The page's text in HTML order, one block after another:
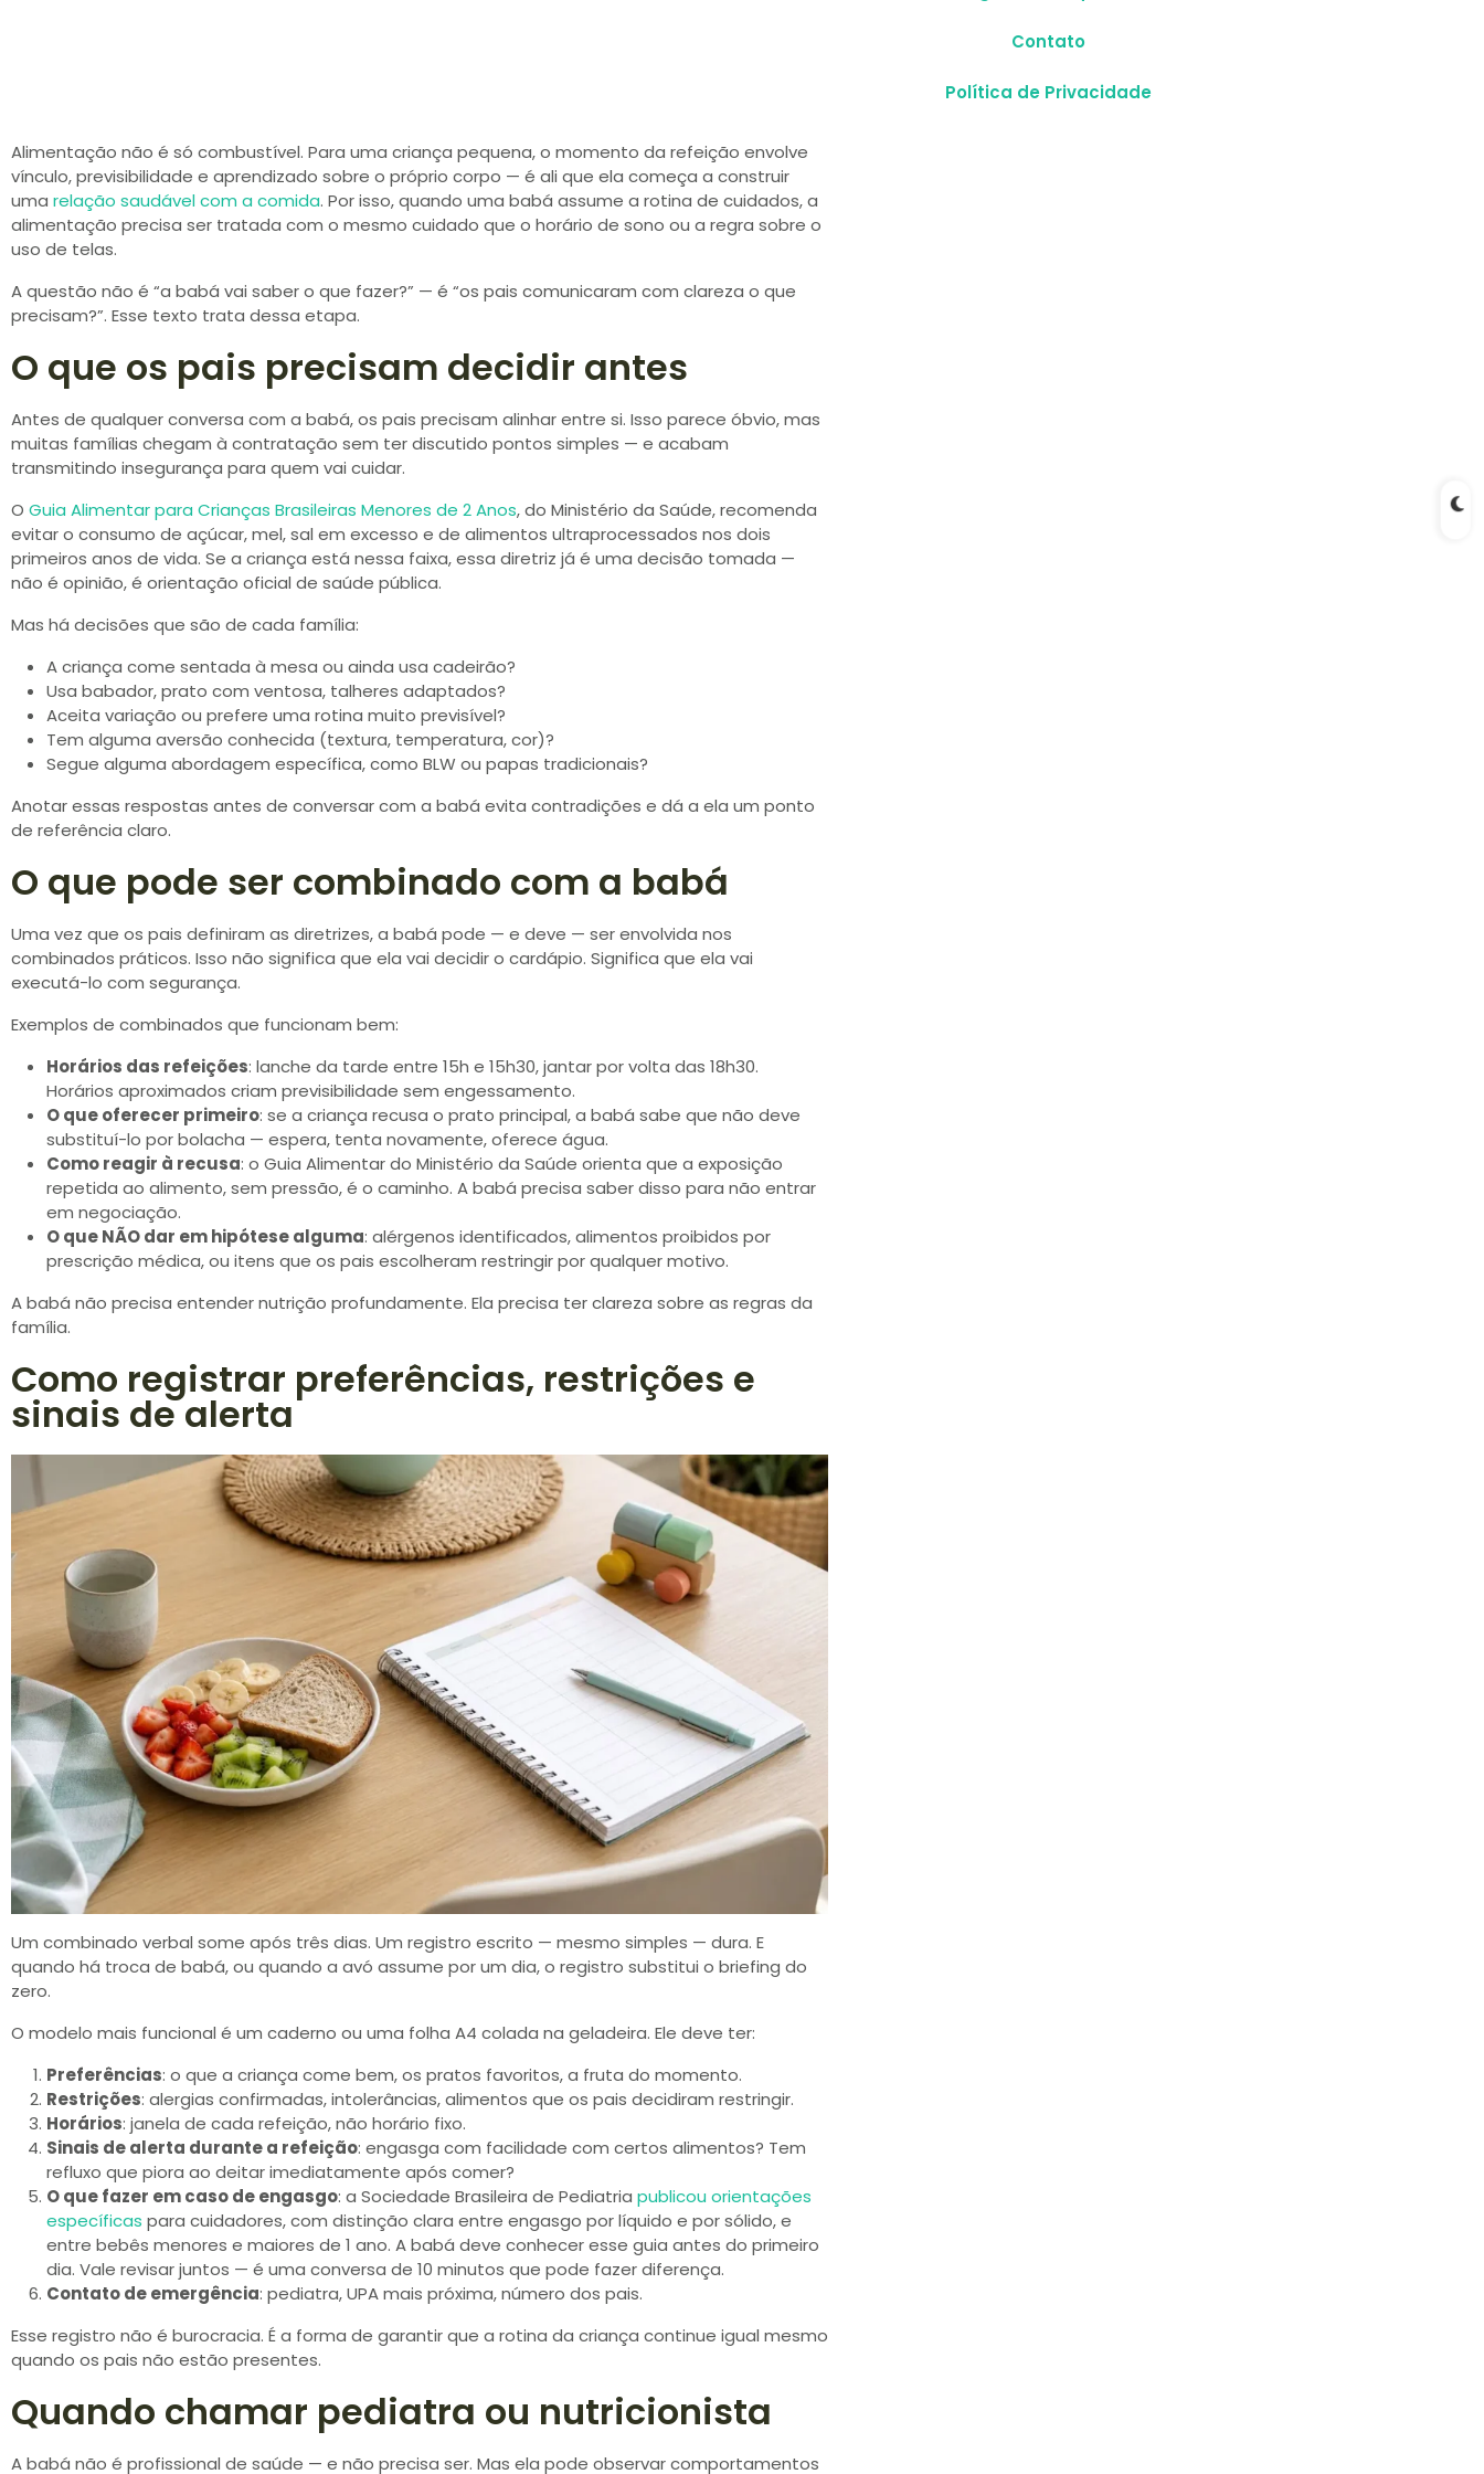
Contato
Política de Privacidade
Alimentação não é só combustível. Para uma criança pequena, o momento da refeição envolve
vínculo, previsibilidade e aprendizado sobre o próprio corpo — é ali que ela começa a construir
uma relação saudável com a comida. Por isso, quando uma babá assume a rotina de cuidados, a
alimentação precisa ser tratada com o mesmo cuidado que o horário de sono ou a regra sobre o
uso de telas.
A questão não é “a babá vai saber o que fazer?” — é “os pais comunicaram com clareza o que
precisam?”. Esse texto trata dessa etapa.
O que os pais precisam decidir antes
Antes de qualquer conversa com a babá, os pais precisam alinhar entre si. Isso parece óbvio, mas
muitas famílias chegam à contratação sem ter discutido pontos simples — e acabam
transmitindo insegurança para quem vai cuidar.
O Guia Alimentar para Crianças Brasileiras Menores de 2 Anos, do Ministério da Saúde, recomenda
evitar o consumo de açúcar, mel, sal em excesso e de alimentos ultraprocessados nos dois
primeiros anos de vida. Se a criança está nessa faixa, essa diretriz já é uma decisão tomada —
não é opinião, é orientação oficial de saúde pública.
Mas há decisões que são de cada família:
A criança come sentada à mesa ou ainda usa cadeirão?
Usa babador, prato com ventosa, talheres adaptados?
Aceita variação ou prefere uma rotina muito previsível?
Tem alguma aversão conhecida (textura, temperatura, cor)?
Segue alguma abordagem específica, como BLW ou papas tradicionais?
Anotar essas respostas antes de conversar com a babá evita contradições e dá a ela um ponto
de referência claro.
O que pode ser combinado com a babá
Uma vez que os pais definiram as diretrizes, a babá pode — e deve — ser envolvida nos
combinados práticos. Isso não significa que ela vai decidir o cardápio. Significa que ela vai
executá-lo com segurança.
Exemplos de combinados que funcionam bem:
Horários das refeições: lanche da tarde entre 15h e 15h30, jantar por volta das 18h30.
Horários aproximados criam previsibilidade sem engessamento.
O que oferecer primeiro: se a criança recusa o prato principal, a babá sabe que não deve
substituí-lo por bolacha — espera, tenta novamente, oferece água.
Como reagir à recusa: o Guia Alimentar do Ministério da Saúde orienta que a exposição
repetida ao alimento, sem pressão, é o caminho. A babá precisa saber disso para não entrar
em negociação.
O que NÃO dar em hipótese alguma: alérgenos identificados, alimentos proibidos por
prescrição médica, ou itens que os pais escolheram restringir por qualquer motivo.
A babá não precisa entender nutrição profundamente. Ela precisa ter clareza sobre as regras da
família.
Como registrar preferências, restrições e
sinais de alerta
Um combinado verbal some após três dias. Um registro escrito — mesmo simples — dura. E
quando há troca de babá, ou quando a avó assume por um dia, o registro substitui o briefing do
zero.
O modelo mais funcional é um caderno ou uma folha A4 colada na geladeira. Ele deve ter:
Preferências: o que a criança come bem, os pratos favoritos, a fruta do momento.
Restrições: alergias confirmadas, intolerâncias, alimentos que os pais decidiram restringir.
Horários: janela de cada refeição, não horário fixo.
Sinais de alerta durante a refeição: engasga com facilidade com certos alimentos? Tem
refluxo que piora ao deitar imediatamente após comer?
O que fazer em caso de engasgo: a Sociedade Brasileira de Pediatria publicou orientações
específicas para cuidadores, com distinção clara entre engasgo por líquido e por sólido, e
entre bebês menores e maiores de 1 ano. A babá deve conhecer esse guia antes do primeiro
dia. Vale revisar juntos — é uma conversa de 10 minutos que pode fazer diferença.
Contato de emergência: pediatra, UPA mais próxima, número dos pais.
Esse registro não é burocracia. É a forma de garantir que a rotina da criança continue igual mesmo
quando os pais não estão presentes.
Quando chamar pediatra ou nutricionista
A babá não é profissional de saúde — e não precisa ser. Mas ela pode observar comportamentos